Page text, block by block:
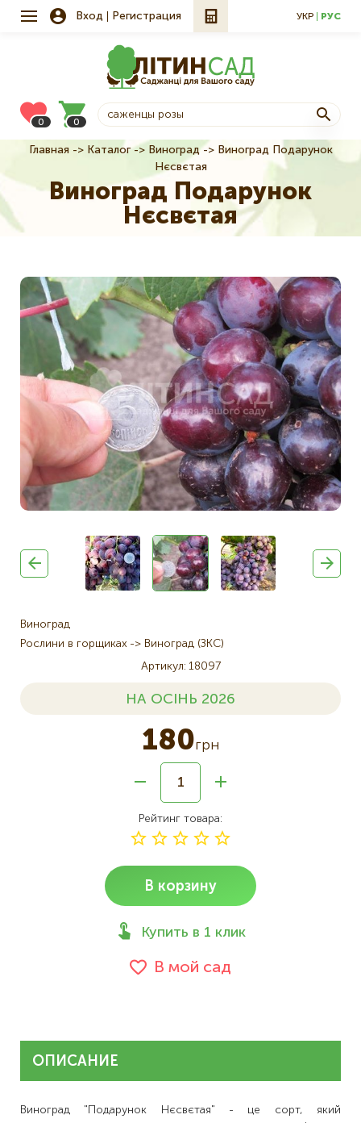
Вход Регистрация УКР РУС
0 0
Строка
навигации
Главная Каталог Виноград
Виноград Подарунок
Нєсвєтая
Виноград Подарунок
Нєсвєтая
Виноград
Рослини в горщиках
Виноград (ЗКС)
Артикул 18097
НА ОСІНЬ 2026
180грн
Рейтинг товара
В корзину
Купить в 1 клик
В мой сад
ОПИСАНИЕ
Виноград "Подарунок Нєсвєтая" - це сорт, який